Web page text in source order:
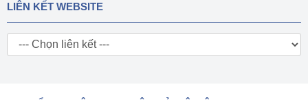
LIÊN KẾT WEBSITE